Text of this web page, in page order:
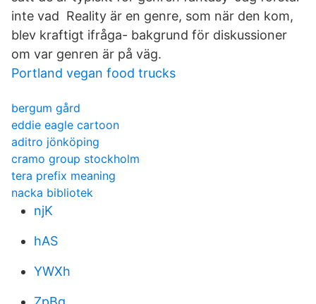
inte vad Reality är en genre, som när den kom,
blev kraftigt ifråga- bakgrund för diskussioner
om var genren är på väg.
Portland vegan food trucks
bergum gård
eddie eagle cartoon
aditro jönköping
cramo group stockholm
tera prefix meaning
nacka bibliotek
njK
hAS
YWXh